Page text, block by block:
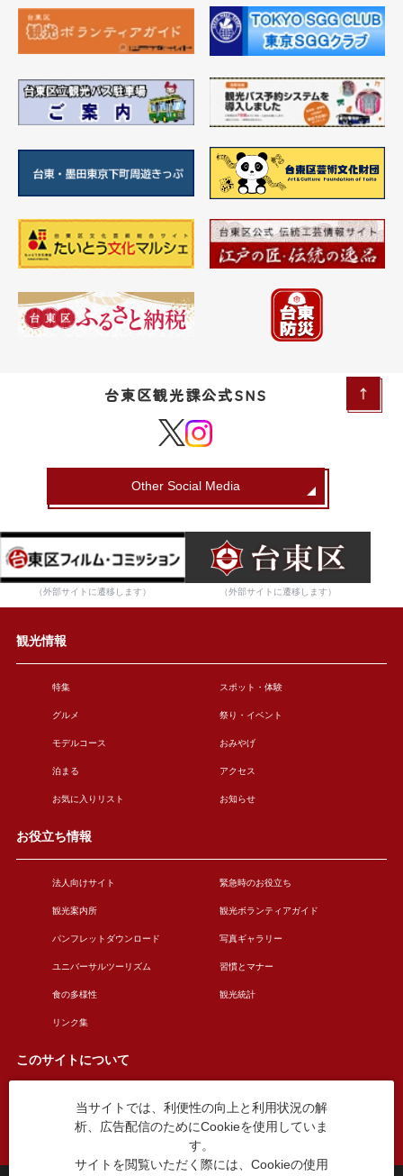
台東区観光課公式SNS
Other Social Media
（外部サイトに遷移します） （外部サイトに遷移します）
観光情報
特集 スポット・体験
グルメ 祭り・イベント
モデルコース おみやげ
泊まる アクセス
お気に入りリスト お知らせ
お役立ち情報
法人向けサイト 緊急時のお役立ち
観光案内所 観光ボランティアガイド
パンフレットダウンロード 写真ギャラリー
ユニバーサルツーリズム 習慣とマナー
食の多様性 観光統計
リンク集
このサイトについて
このサイトについて 広告掲載について
お問い合わせ
当サイトでは、利便性の向上と利用状況の解
析、広告配信のためにCookieを使用していま
す。
サイトを閲覧いただく際には、Cookieの使用